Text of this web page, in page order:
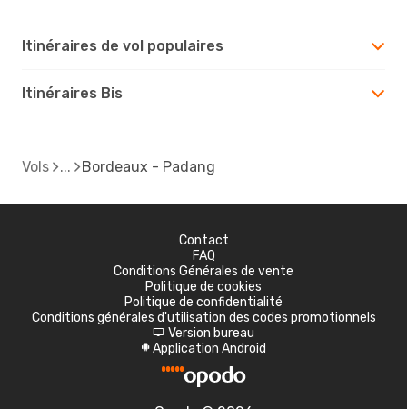
Itinéraires de vol populaires
Itinéraires Bis
Vols Bordeaux - Padang
Contact
FAQ
Conditions Générales de vente
Politique de cookies
Politique de confidentialité
Conditions générales d'utilisation des codes promotionnels
d Version bureau
A Application Android